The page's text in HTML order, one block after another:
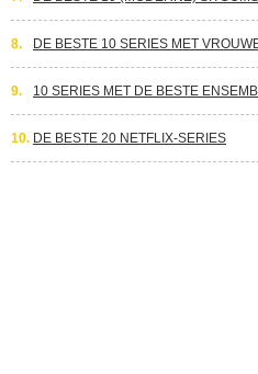
8. DE BESTE 10 SERIES MET
9. 10 SERIES MET DE BESTE
10. DE BESTE 20 NETFLIX-SERIES